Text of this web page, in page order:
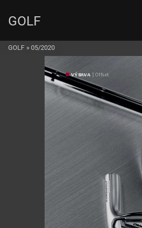
VÝBAVA | Offset
GOLF
GOLF » 05/2020